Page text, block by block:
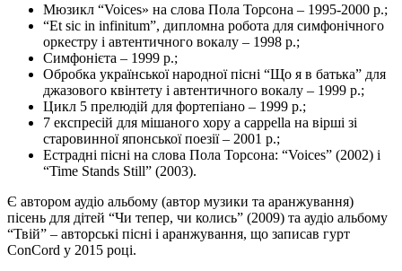
Мюзикл “Voices» на слова Пола Торсона – 1995-2000 р.;
“Et sic in infinitum”, дипломна робота для симфонічного
оркестру і автентичного вокалу – 1998 р.;
Симфонієта – 1999 р.;
Обробка української народної пісні “Що я в батька” для
джазового квінтету і автентичного вокалу – 1999 р.;
Цикл 5 прелюдій для фортепіано – 1999 р.;
7 експресій для мішаного хору a cappella на вірші зі
старовинної японської поезії – 2001 р.;
Естрадні пісні на слова Пола Торсона: “Voices” (2002) і
“Time Stands Still” (2003).
Є автором аудіо альбому (автор музики та аранжування)
пісень для дітей “Чи тепер, чи колись” (2009) та аудіо альбому
“Твій” – авторські пісні і аранжування, що записав гурт
ConCord у 2015 році.